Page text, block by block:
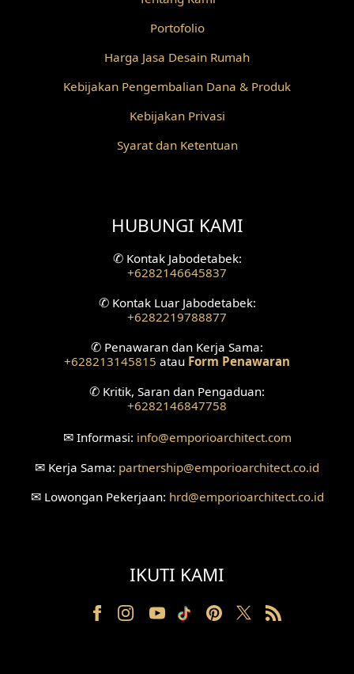
Desain Pilar
Desain Interior Villa
Desain Plafon
Desain Ruang Tunggu
Desain Ruang Perawatan
Desain Eksterior Klinik
Portofolio
Harga Jasa Desain Rumah
Kebijakan Pengembalian Dana & Produk
Kebijakan Privasi
Syarat dan Ketentuan
HUBUNGI KAMI
✆Kontak Jabodetabek:
+6282146645837
✆Kontak Luar Jabodetabek:
+6282219788877
✆ Penawaran dan Kerja Sama:
+628213145815 atau Form Penawaran
✆ Kritik, Saran dan Pengaduan:
+6282146847758
✉Informasi: info@emporioarchitect.com
✉ Kerja Sama: partnership@emporioarchitect.co.id
✉Lowongan Pekerjaan: hrd@emporioarchitect.co.id
IKUTI KAMI